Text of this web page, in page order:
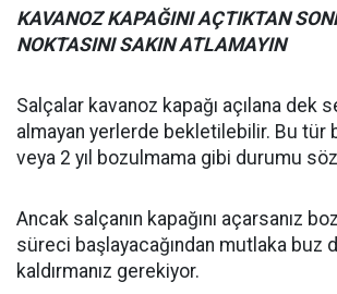
KAVANOZ KAPAĞINI AÇTIKTAN
NOKTASINI SAKIN ATLAMAYIN
Salçalar kavanoz kapağı açılana dek
almayan yerlerde bekletilebilir. Bu tür
veya 2 yıl bozulmama gibi durumu
Ancak salçanın kapağını açarsanız
süreci başlayacağından mutlaka buz
kaldırmanız gerekiyor.